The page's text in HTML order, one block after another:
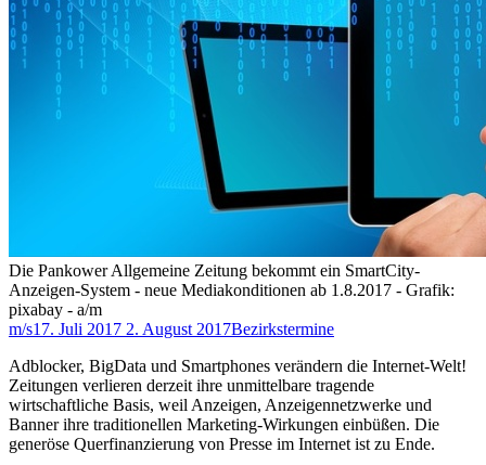
Die Pankower Allgemeine Zeitung bekommt ein SmartCity-
Anzeigen-System - neue Mediakonditionen ab 1.8.2017 - Grafik:
pixabay - a/m
m/s17. Juli 2017 2. August 2017Bezirkstermine
Adblocker, BigData und Smartphones verändern die Internet-Welt!
Zeitungen verlieren derzeit ihre unmittelbare tragende
wirtschaftliche Basis, weil Anzeigen, Anzeigennetzwerke und
Banner ihre traditionellen Marketing-Wirkungen einbüßen. Die
generöse Querfinanzierung von Presse im Internet ist zu Ende.